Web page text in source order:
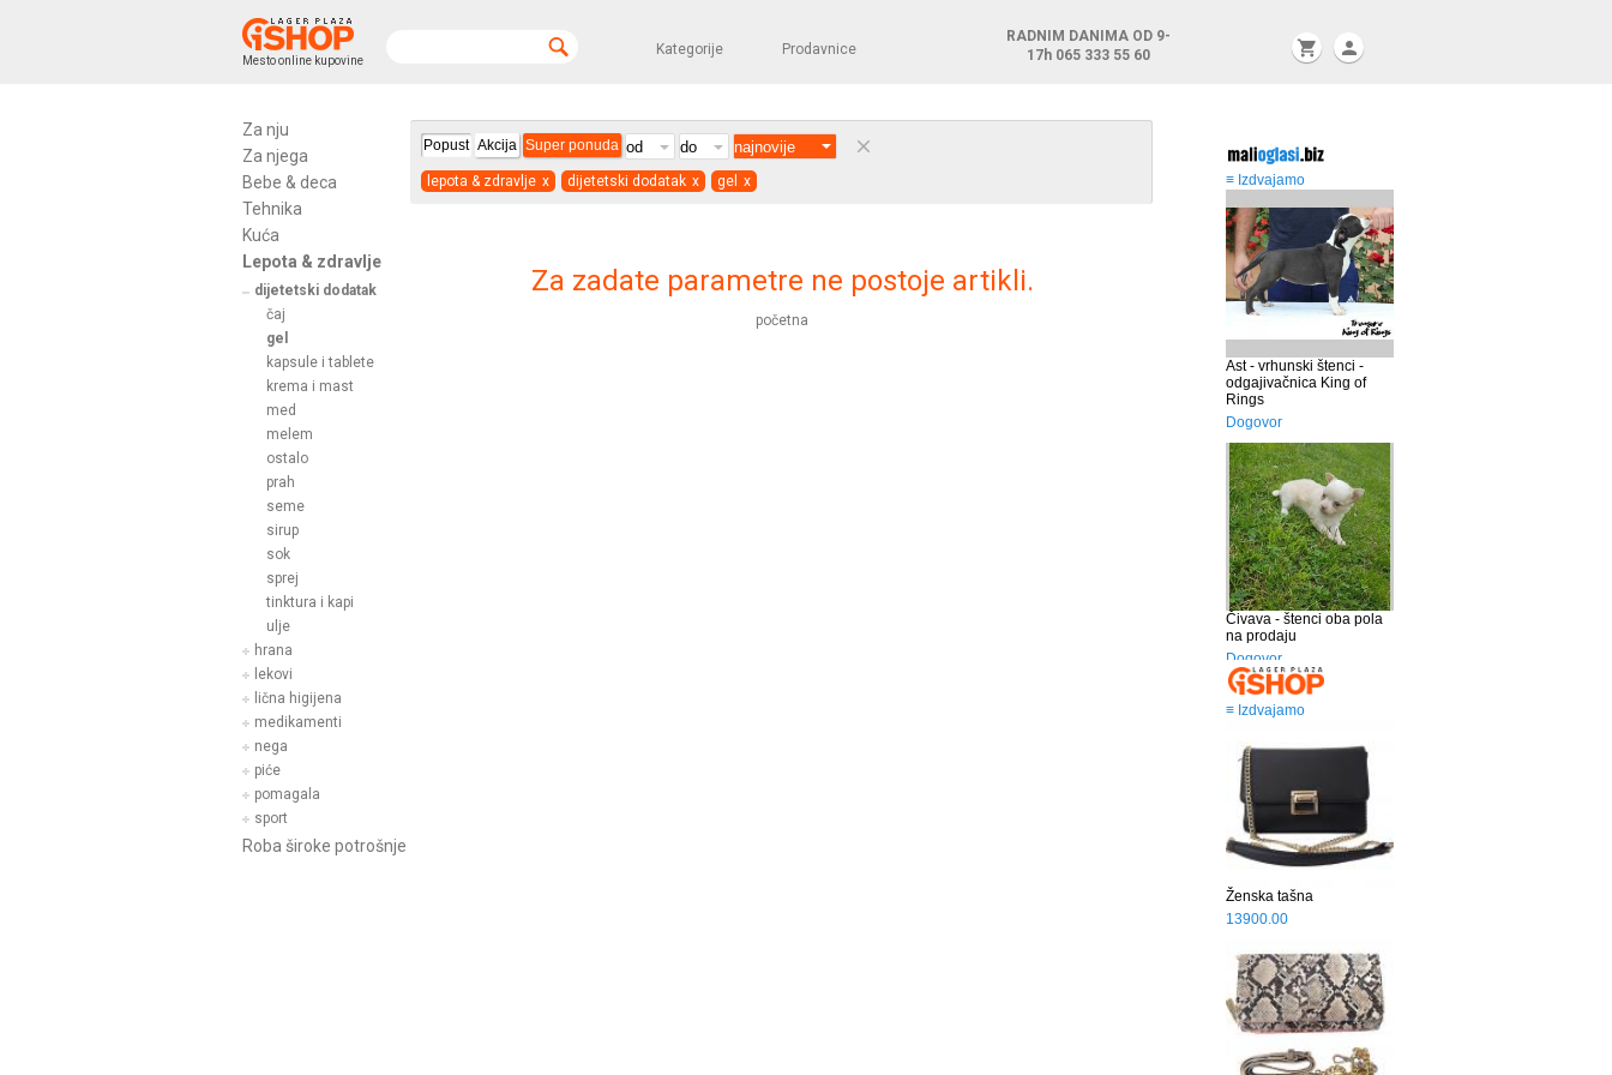
Mesto online kupovine
Kategorije Prodavnice
RADNIM DANIMA OD 9-
17h 065 333 55 60 shopping_cart person
Za nju
Za njega
Bebe & deca
Tehnika
Kuća
Lepota & zdravlje
dijetetski dodatak
čaj
gel
kapsule i tablete
krema i mast
med
melem
ostalo
prah
seme
sirup
sok
sprej
tinktura i kapi
ulje
hrana
lekovi
lična higijena
medikamenti
nega
piće
pomagala
sport
Roba široke potrošnje
Popust Akcija Super ponuda clear
lepota & zdravlje x dijetetski dodatak x gel x
Za zadate parametre ne postoje artikli.
početna